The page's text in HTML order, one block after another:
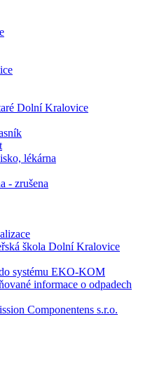
Dolní Kralovice
lékárna
- zrušena
škola Dolní Kralovice
systému EKO-KOM
informace o odpadech
Componentens s.r.o.